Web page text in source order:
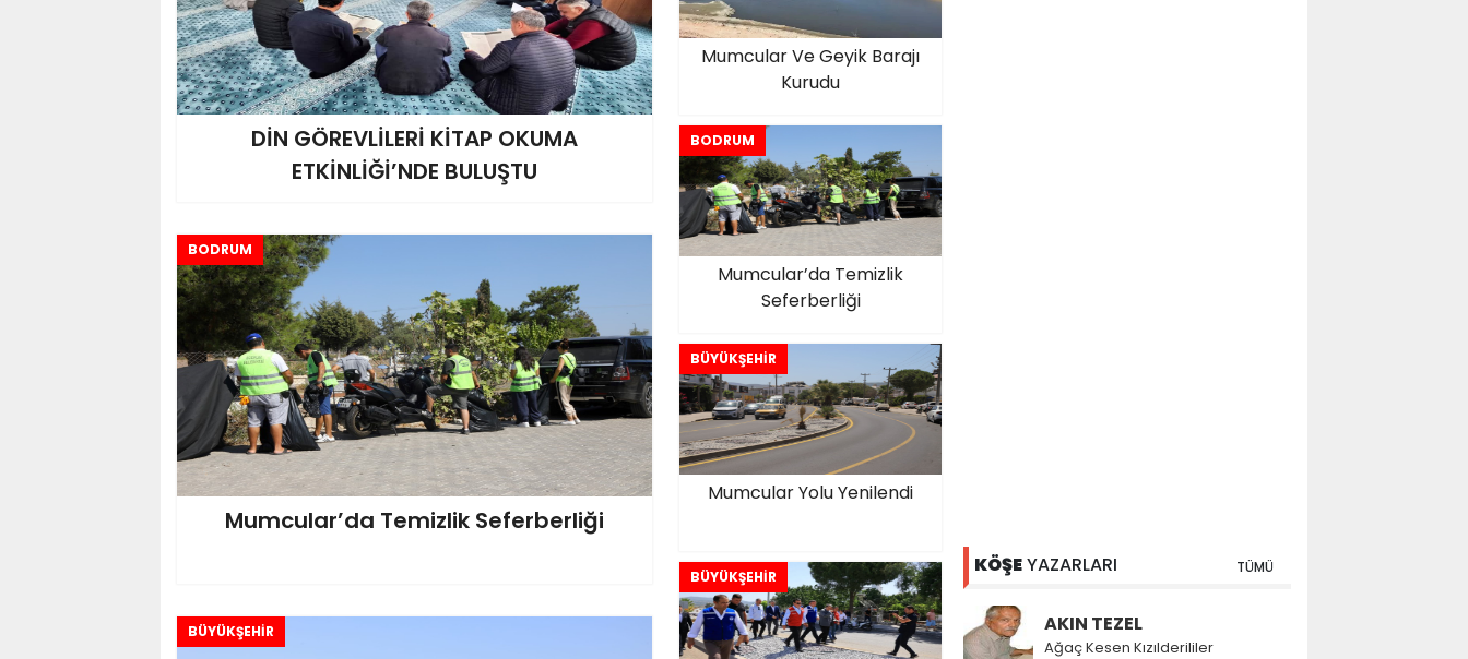
DİN GÖREVLİLERİ KİTAP OKUMA
ETKİNLİĞİ’NDE BULUŞTU
Mumcular Ve Geyik Barajı
Kurudu
BODRUM
Mumcular’da Temizlik
Seferberliği
BODRUM
Mumcular’da Temizlik Seferberliği
BÜYÜKŞEHİR
Mumcular Yolu Yenilendi
BÜYÜKŞEHİR
BÜYÜKŞEHİR
KÖŞEYAZARLARI TÜMÜ
AKIN TEZEL
Ağaç Kesen Kızılderililer